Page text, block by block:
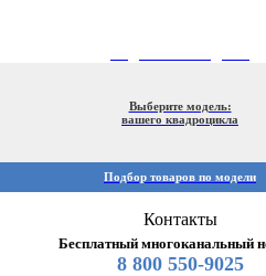
Выберите модель:
вашего квадроцикла
Подбор товаров по модели
Контакты
Бесплатный многоканальный
8 800 550-9025